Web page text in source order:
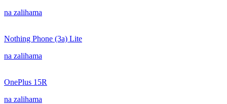
na zalihama
Nothing Phone (3a) Lite
na zalihama
OnePlus 15R
na zalihama